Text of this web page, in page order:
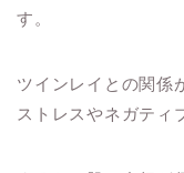
す。
ツインレイとの関係
ストレスやネガティ